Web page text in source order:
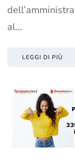
al…
LEGGI DI PIÙ